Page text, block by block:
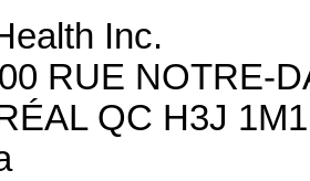
Inc.
RUE NOTRE-
QC H3J 1M1